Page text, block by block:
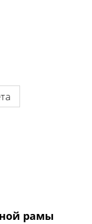
рамы